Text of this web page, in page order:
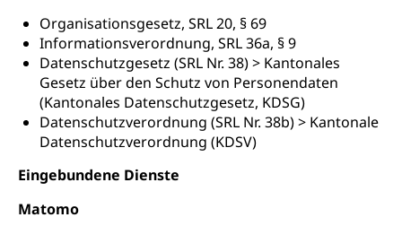
Organisationsgesetz, SRL 20, § 69
Informationsverordnung, SRL 36a, § 9
Datenschutzgesetz (SRL Nr. 38) > Kantonales
Gesetz über den Schutz von Personendaten
(Kantonales Datenschutzgesetz, KDSG)
Datenschutzverordnung (SRL Nr. 38b) > Kantonale
Datenschutzverordnung (KDSV)
Eingebundene Dienste
Matomo